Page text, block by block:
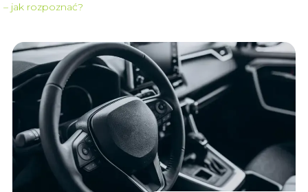
– jak rozpoznać?